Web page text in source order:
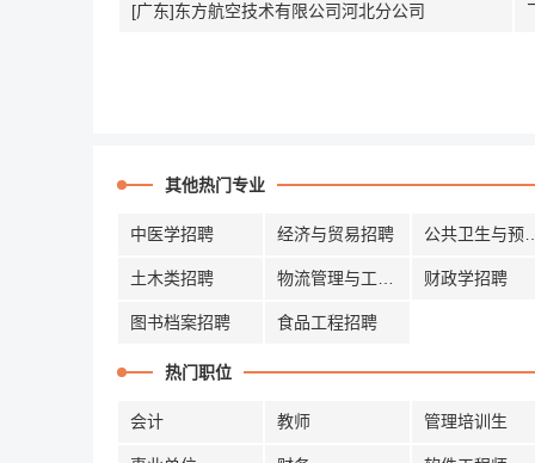
[广东]东方航空技术有限公司河北分公司
其他热门专业
中医学招聘 经济与贸易招聘
土木类招聘 财政学招聘
图书档案招聘 食品工程招聘
热门职位
会计 教师 管理培训生